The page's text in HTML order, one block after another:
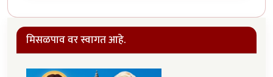
मिसळपाव वर स्वागत आहे.